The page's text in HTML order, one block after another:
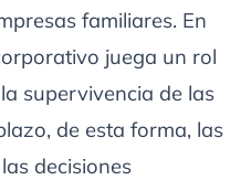
familiares. En
juega un rol
supervivencia de las
de esta forma, las
decisiones